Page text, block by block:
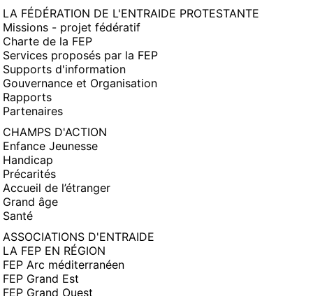
LA FÉDÉRATION DE L'ENTRAIDE PROTESTANTE
Missions - projet fédératif
Charte de la FEP
Services proposés par la FEP
Supports d'information
Gouvernance et Organisation
Rapports
Partenaires
CHAMPS D'ACTION
Enfance Jeunesse
Handicap
Précarités
Accueil de l’étranger
Grand âge
Santé
ASSOCIATIONS D'ENTRAIDE
LA FEP EN RÉGION
FEP Arc méditerranéen
FEP Grand Est
FEP Grand Ouest